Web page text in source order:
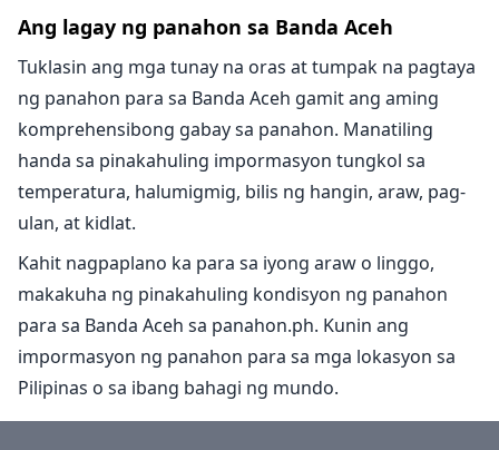
Ang lagay ng panahon sa Banda Aceh
Tuklasin ang mga tunay na oras at tumpak na pagtaya
ng panahon para sa Banda Aceh gamit ang aming
komprehensibong gabay sa panahon. Manatiling
handa sa pinakahuling impormasyon tungkol sa
temperatura, halumigmig, bilis ng hangin, araw, pag-
ulan, at kidlat.
Kahit nagpaplano ka para sa iyong araw o linggo,
makakuha ng pinakahuling kondisyon ng panahon
para sa Banda Aceh sa panahon.ph. Kunin ang
impormasyon ng panahon para sa mga lokasyon sa
Pilipinas o sa ibang bahagi ng mundo.